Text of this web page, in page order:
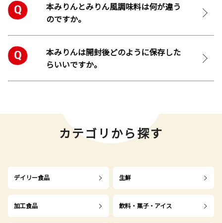
本みりんとみりん風調味料は何が違う
のですか。
本みりんは開封後どのように保存した
らいいですか。
カテゴリから探す
デイリー食品 生鮮
加工食品 飲料・菓子・アイス